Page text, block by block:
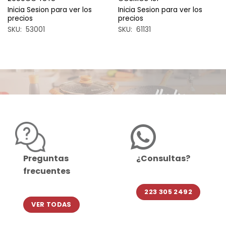
Inicia Sesion para ver los
precios
SKU: 53001
Inicia Sesion para ver los
precios
SKU: 61131
Preguntas
frecuentes
VER TODAS
¿Consultas?
223 305 2492